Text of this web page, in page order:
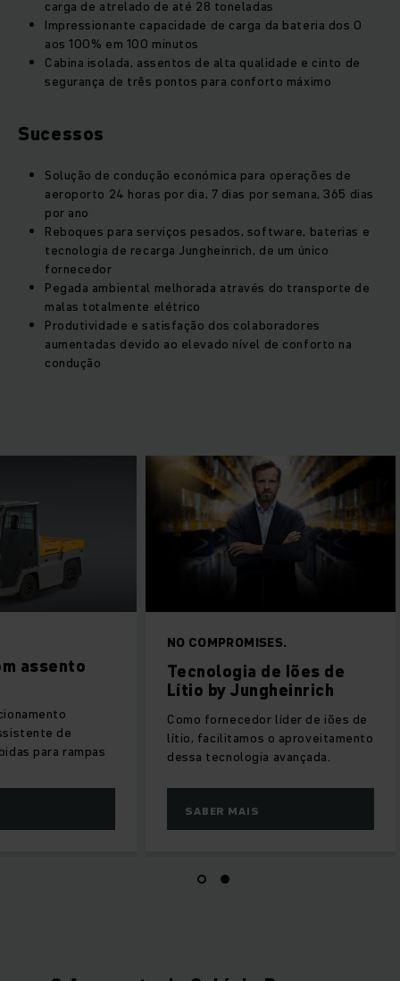
carga de atrelado de até 28 toneladas
Impressionante capacidade de carga da bateria dos 0
aos 100% em 100 minutos
Cabina isolada, assentos de alta qualidade e cinto de
segurança de três pontos para conforto máximo
Sucessos
Solução de condução económica para operações de
aeroporto 24 horas por dia, 7 dias por semana, 365 dias
por ano
Reboques para serviços pesados, software, baterias e
tecnologia de recarga Jungheinrich, de um único
fornecedor
Pegada ambiental melhorada através do transporte de
malas totalmente elétrico
Produtividade e satisfação dos colaboradores
aumentadas devido ao elevado nível de conforto na
condução
Reboque com assento
Travão de estacionamento
automático e assistente de
arranque em subidas para rampas
NO COMPROMISES.
Tecnologia de
Lítio by
Como fornecedor
lítio, facilitamos o
dessa tecnologia